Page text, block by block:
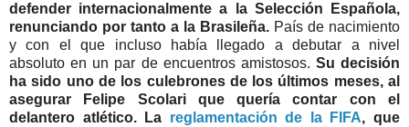
defender internacionalmente a la Selección Española,
renunciando por tanto a la Brasileña. País de nacimiento
y con el que incluso había llegado a debutar a nivel
absoluto en un par de encuentros amistosos. Su decisión
ha sido uno de los culebrones de los últimos meses, al
asegurar Felipe Scolari que quería contar con el
delantero atlético. La reglamentación de la FIFA, que